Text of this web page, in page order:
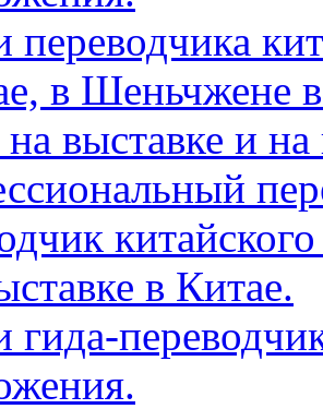
переводчика
в Шеньчжене
выставке и
в Китае.
гида-